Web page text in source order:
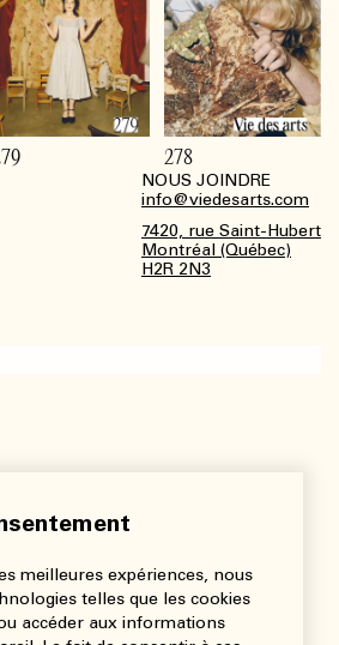
meilleures expériences, nous
telles que les cookies
accéder aux informations
NOUS JOINDRE
info@viedesarts.com
7420, rue Saint-Hubert
Montréal (Québec)
H2R 2N3
:
des communications,
278